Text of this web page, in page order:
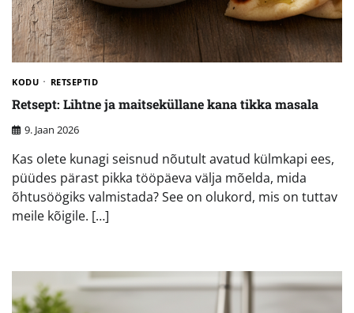
KODU RETSEPTID
Retsept: Lihtne ja maitseküllane kana tikka masala
9. Jaan 2026
Kas olete kunagi seisnud nõutult avatud külmkapi ees,
püüdes pärast pikka tööpäeva välja mõelda, mida
õhtusöögiks valmistada? See on olukord, mis on tuttav
meile kõigile. […]